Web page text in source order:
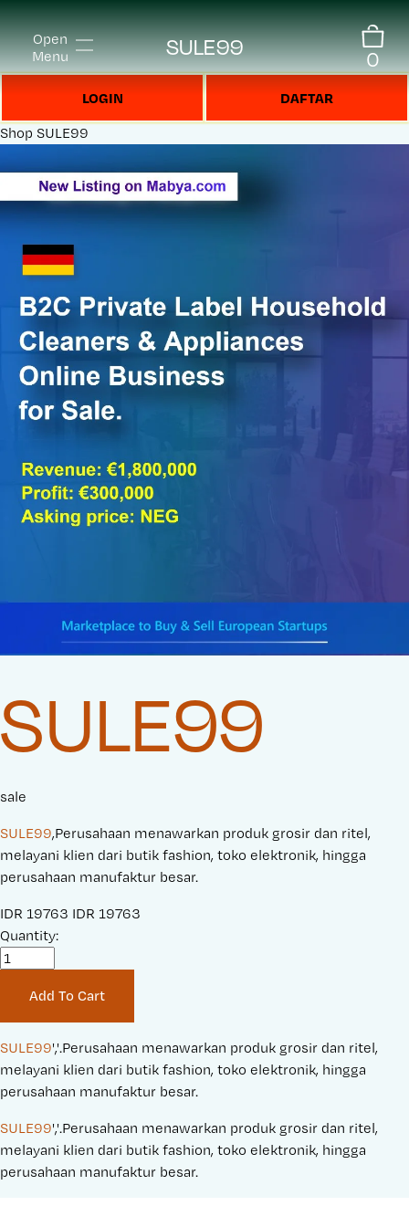
Open
Menu
SULE99 0
LOGIN DAFTAR
Shop SULE99
SULE99
sale
SULE99,Perusahaan menawarkan produk grosir dan ritel,
melayani klien dari butik fashion, toko elektronik, hingga
perusahaan manufaktur besar.
S
a
r
i
c
e
IDR 19763 O
i
n
a
l
P
i
c
e
IDR 19763
Quantity:
Add To Cart
SULE99','.Perusahaan menawarkan produk grosir dan ritel,
melayani klien dari butik fashion, toko elektronik, hingga
perusahaan manufaktur besar.
SULE99','.Perusahaan menawarkan produk grosir dan ritel,
melayani klien dari butik fashion, toko elektronik, hingga
perusahaan manufaktur besar.